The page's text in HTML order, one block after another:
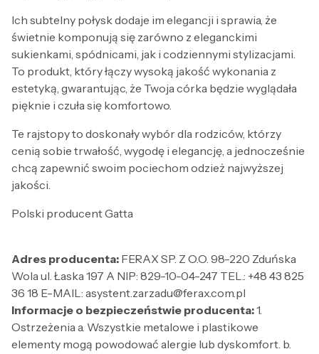
Ich subtelny połysk dodaje im elegancji i sprawia, że
świetnie komponują się zarówno z eleganckimi
sukienkami, spódnicami, jak i codziennymi stylizacjami.
To produkt, który łączy wysoką jakość wykonania z
estetyką, gwarantując, że Twoja córka będzie wyglądała
pięknie i czuła się komfortowo.
Te rajstopy to doskonały wybór dla rodziców, którzy
cenią sobie trwałość, wygodę i elegancję, a jednocześnie
chcą zapewnić swoim pociechom odzież najwyższej
jakości.
Polski producent Gatta
Adres producenta: FERAX SP. Z O.O. 98-220 Zduńska
Wola ul. Łaska 197 A NIP: 829-10-04-247 TEL.: +48 43 825
36 18 E-MAIL: asystent.zarzadu@ferax.com.pl
Informacje o bezpieczeństwie producenta:1.
Ostrzeżenia a. Wszystkie metalowe i plastikowe
elementy mogą powodować alergie lub dyskomfort. b.